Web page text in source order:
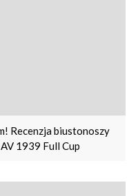
Recenzja biustonoszy
1939 Full Cup